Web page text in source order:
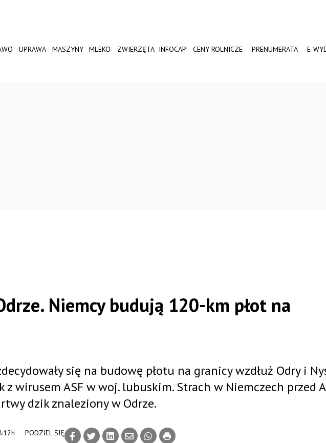
UPRAWA MASZYNY MLEKO ZWIERZĘTA INFOCAP CENY ROLNICZE PRENUMERATA E-
Niemcy budują 120-km płot na
PODZIEL SIĘ
się na budowę płotu na granicy wzdłuż Odry i
z wirusem ASF w woj. lubuskim. Strach w Niemczech przed
dzik znaleziony w Odrze.